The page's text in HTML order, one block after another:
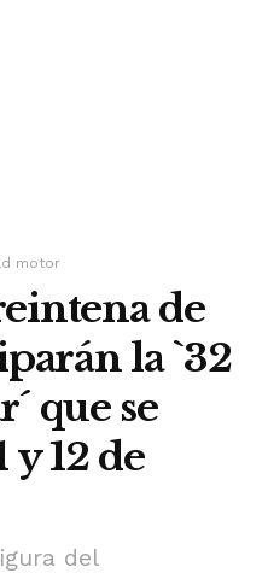
motor
de
la `32
que se
y 12 de
del